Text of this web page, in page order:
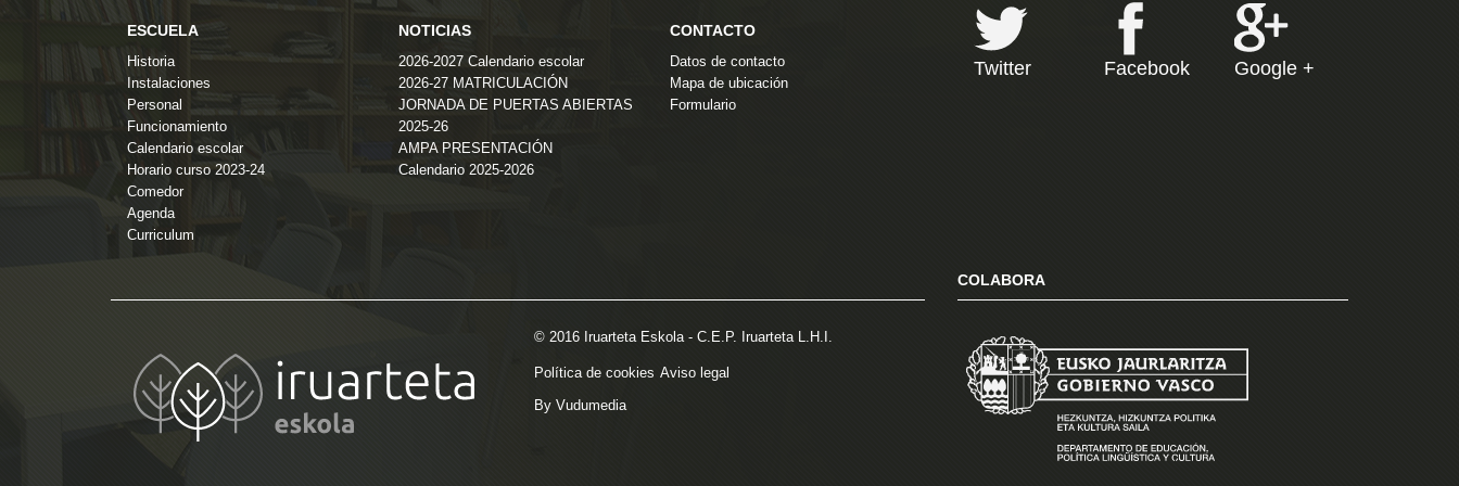
ESCUELA
Historia
Instalaciones
Personal
Funcionamiento
Calendario escolar
Horario curso 2023-24
Comedor
Agenda
Curriculum
NOTICIAS
2026-2027 Calendario escolar
2026-27 MATRICULACIÓN
JORNADA DE PUERTAS ABIERTAS
2025-26
AMPA PRESENTACIÓN
Calendario 2025-2026
CONTACTO
Datos de contacto
Mapa de ubicación
Formulario
Twitter Facebook Google +
© 2016 Iruarteta Eskola - C.E.P. Iruarteta L.H.I.
Política de cookies Aviso legal
By Vudumedia
COLABORA